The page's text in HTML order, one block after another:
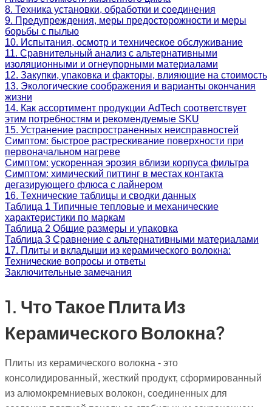
8. Техника установки, обработки и соединения
9. Предупреждения, меры предосторожности и меры
борьбы с пылью
10. Испытания, осмотр и техническое обслуживание
11. Сравнительный анализ с альтернативными
изоляционными и огнеупорными материалами
12. Закупки, упаковка и факторы, влияющие на стоимость
13. Экологические соображения и варианты окончания
жизни
14. Как ассортимент продукции AdTech соответствует
этим потребностям и рекомендуемые SKU
15. Устранение распространенных неисправностей
Симптом: быстрое растрескивание поверхности при
первоначальном нагреве
Симптом: ускоренная эрозия вблизи корпуса фильтра
Симптом: химический питтинг в местах контакта
дегазирующего флюса с лайнером
16. Технические таблицы и сводки данных
Таблица 1 Типичные тепловые и механические
характеристики по маркам
Таблица 2 Общие размеры и упаковка
Таблица 3 Сравнение с альтернативными материалами
17. Плиты и вкладыши из керамического волокна:
Технические вопросы и ответы
Заключительные замечания
1. Что Такое Плита Из
Керамического Волокна?
Плиты из керамического волокна - это
консолидированный, жесткий продукт, сформированный
из алюмокремниевых волокон, соединенных для